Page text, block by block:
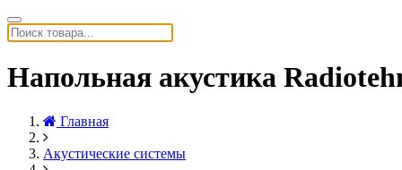
Напольная акустика
Главная
Акустические системы